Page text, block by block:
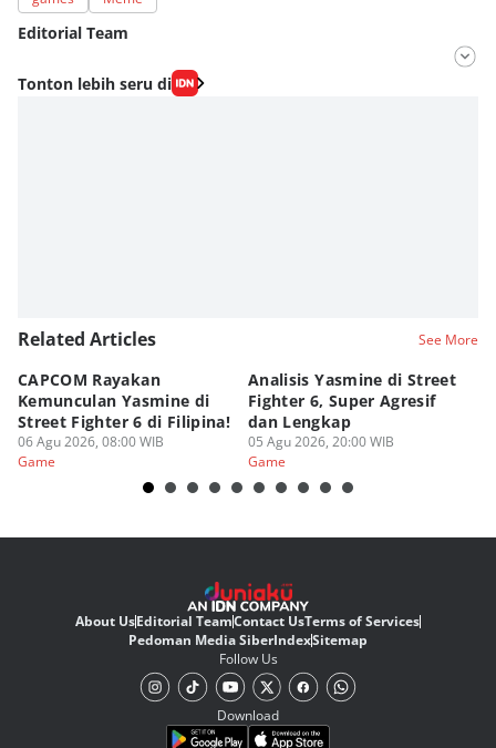
Editorial Team
Editor
Antonius Putu Satria
Tonton lebih seru di
Related Articles See More
CAPCOM Rayakan
Kemunculan Yasmine di
Street Fighter 6 di Filipina!
06 Agu 2026, 08:00 WIB
Game
Analisis Yasmine di Street
Fighter 6, Super Agresif
dan Lengkap
05 Agu 2026, 20:00 WIB
Game
About UsEditorial TeamContact UsTerms of Services
Pedoman Media SiberIndexSitemap
Follow Us
Download